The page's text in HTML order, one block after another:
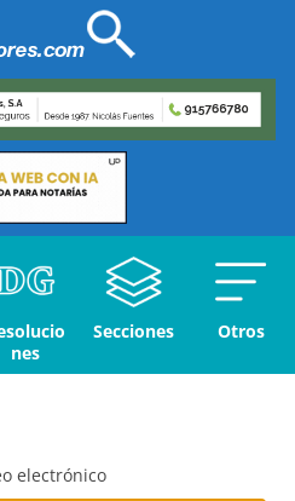
nes
Secciones Otros
electrónico